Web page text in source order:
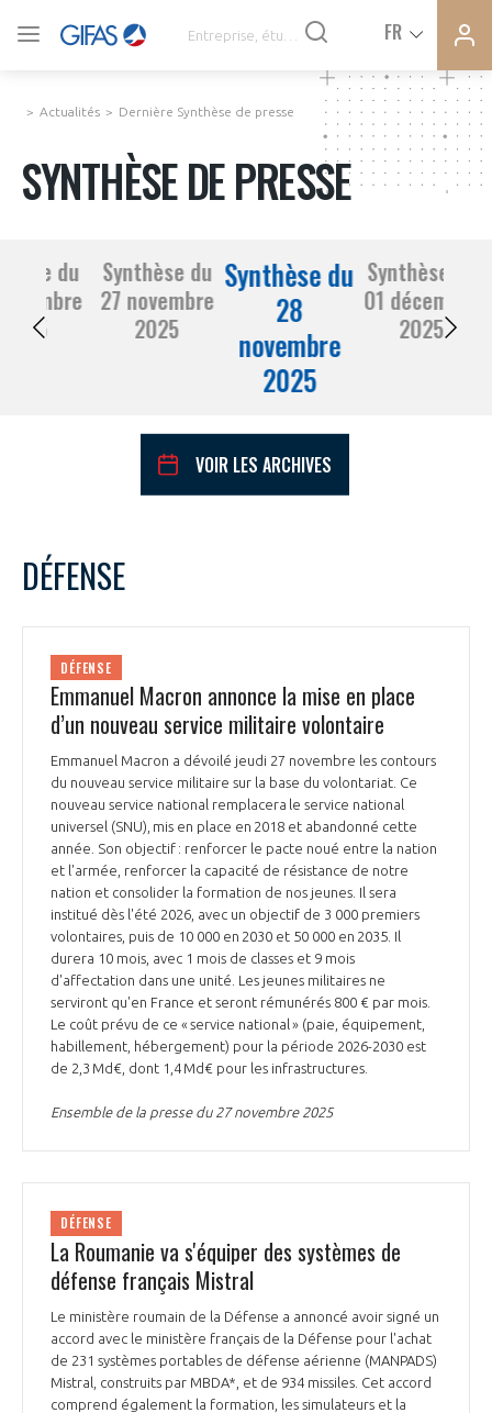
FR
SYNTHÈSE DE PRESSE
COMMUNIQUÉS DE PRESSE
LE GIFAS
NOTRE VISION
NOS MISSIONS
NOTRE HISTOIRE
ORGANISATION
LE CONSEIL DU GIFAS
L’ÉQUIPE DU GIFAS
NOS RÉSEAUX À L'INTERNATIONAL
FONCTIONNEMENT
GEADS
COMITÉ AERO PME
STARTAIR
COMMISSIONS ET COMITÉS
ACCOMPAGNEMENT DE NOS ADHÉRENTS
LES PROGRAMMES DU GIFAS
UN ÉCOSYSTÈME INTÉGRÉ ET COHÉRENT
POURQUOI DEVENIR MEMBRE ?
LA MÉDIATION
LA MÉDIATION DANS LA FILIÈRE AÉRONAUTIQUE ET SPATIALE
LE MÉDIATEUR DE LA FILIÈRE AÉRONAUTIQUE ET SPATIALE
MÉDIATION ET CHARTE D’ENGAGEMENT SUR LES RELATIONS ENTRE
CLIENTS ET FOURNISSEURS
PRENDRE CONTACT AVEC LE MÉDIATEUR DE LA FILIÈRE
LE SALON DU BOURGET
L'OBSERVATOIRE
CHIFFRES CLÉS
COMPÉTITIVITÉ
EMPLOI & FORMATION
ENVIRONNEMENT
LES PUBLICATIONS
DOCUMENTS & BROCHURES
RAPPORTS D'ACTIVITÉS
Actualités Dernière Synthèse de presse
SYNTHÈSE DE PRESSE
du
2025
Synthèse du
27 novembre
2025
Synthèse du
28
novembre
2025
Synthèse du
01 décembre
2025
VOIR LES ARCHIVES
1
2
10
13 15
DÉFENSE
DÉFENSE
Emmanuel Macron annonce la mise en place
d’un nouveau service militaire volontaire
Emmanuel Macron a dévoilé jeudi 27 novembre les contours
du nouveau service militaire sur la base du volontariat. Ce
nouveau service national remplacera le service national
universel (SNU), mis en place en 2018 et abandonné cette
année. Son objectif : renforcer le pacte noué entre la nation
et l'armée, renforcer la capacité de résistance de notre
nation et consolider la formation de nos jeunes. Il sera
institué dès l'été 2026, avec un objectif de 3 000 premiers
volontaires, puis de 10 000 en 2030 et 50 000 en 2035. Il
durera 10 mois, avec 1 mois de classes et 9 mois
d'affectation dans une unité. Les jeunes militaires ne
serviront qu'en France et seront rémunérés 800 € par mois.
Le coût prévu de ce « service national » (paie, équipement,
habillement, hébergement) pour la période 2026-2030 est
de 2,3 Md€, dont 1,4 Md€ pour les infrastructures.
Ensemble de la presse du 27 novembre 2025
DÉFENSE
La Roumanie va s'équiper des systèmes de
défense français Mistral
Le ministère roumain de la Défense a annoncé avoir signé un
accord avec le ministère français de la Défense pour l'achat
de 231 systèmes portables de défense aérienne (MANPADS)
Mistral, construits par MBDA*, et de 934 missiles. Cet accord
comprend également la formation, les simulateurs et la
VOUS ÊTES ADHÉRENTS
CONNEXION
PAS ENCORE ADHÉRENT ?
VOUS ÊTES UN PROFESSIONNEL DE LA FILIÈRE ?
votre réseau au sein d’un écosystème intégré et
Découvrez les avantages d'adhérer au GIFAS.
Rencontres, salons, données sectorielles,
programmes ...
DEMANDE D’ADHÉSION
DEMANDE D’ADHÉSION
Avez-vous un statut de droit français ?
OUI NON